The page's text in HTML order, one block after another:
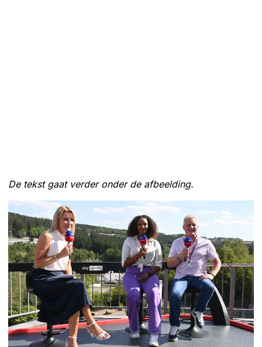
De tekst gaat verder onder de afbeelding.